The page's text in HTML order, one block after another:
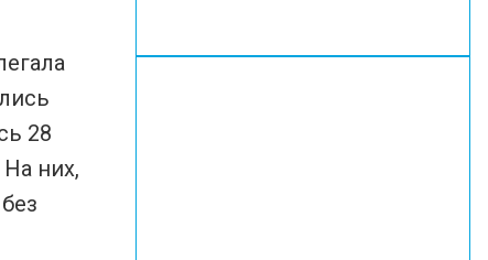
28
них,